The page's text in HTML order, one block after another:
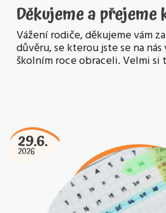
Děkujeme a
Vážení rodiče, děkujeme vám
důvěru, se kterou jste se na
školním roce obraceli. Velmi si
29.6.
2026